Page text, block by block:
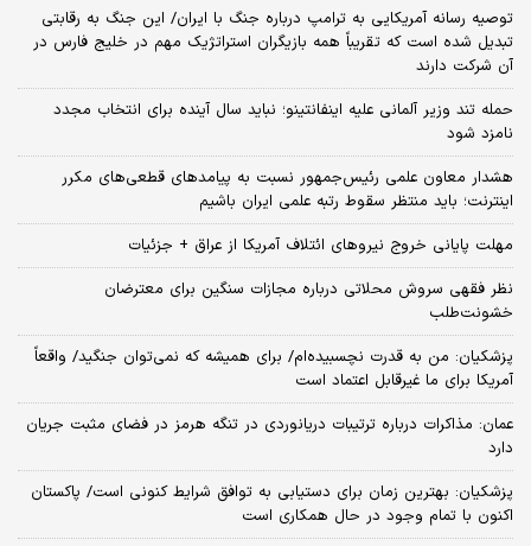
توصیه رسانه آمریکایی به ترامپ درباره جنگ با ایران/ این جنگ به رقابتی
تبدیل شده است که تقریباً همه بازیگران استراتژیک مهم در خلیج فارس در
آن شرکت دارند
حمله تند وزیر آلمانی علیه اینفانتینو؛ نباید سال آینده برای انتخاب مجدد
نامزد شود
هشدار معاون علمی رئیس‌جمهور نسبت به پیامدهای قطعی‌های مکرر
اینترنت؛ باید منتظر سقوط رتبه علمی ایران باشیم
مهلت پایانی خروج نیروهای ائتلاف آمریکا از عراق + جزئیات
نظر فقهی سروش محلاتی درباره مجازات سنگین برای معترضان
خشونت‌طلب
پزشکیان: من به قدرت نچسبیده‌ام/ برای همیشه که نمی‌توان جنگید/ واقعاً
آمریکا برای ما غیرقابل اعتماد است
عمان: مذاکرات درباره ترتیبات دریانوردی در تنگه هرمز در فضای مثبت جریان
دارد
پزشکیان‌: بهترین زمان برای دستیابی به توافق شرایط کنونی است/ پاکستان
اکنون با تمام وجود در حال همکاری است